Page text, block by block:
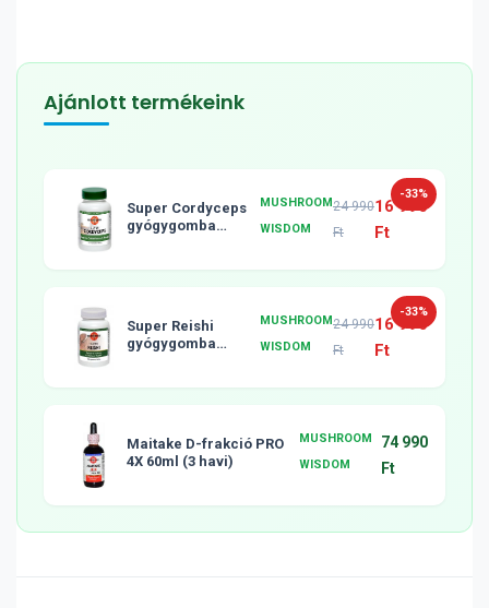
Ajánlott termékeink
-33%
Super Cordyceps
gyógygomba
MUSHROOM
WISDOM
24 990
Ft
16 990
Ft
-33%
Super Reishi
gyógygomba
MUSHROOM
WISDOM
24 990
Ft
16 990
Ft
Maitake D-frakció PRO
4X 60ml (3 havi)
MUSHROOM
WISDOM
74 990
Ft